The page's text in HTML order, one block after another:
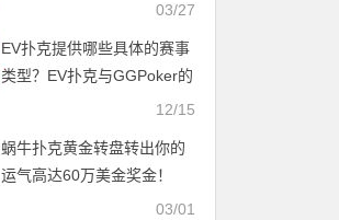
03/27
EV扑克提供哪些具体的赛事
类型？EV扑克与GGPoker的
12/15
蜗牛扑克黄金转盘转出你的
运气高达60万美金奖金！
03/01